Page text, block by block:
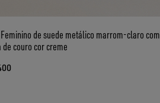
de suede metálico marrom-claro com
couro cor creme